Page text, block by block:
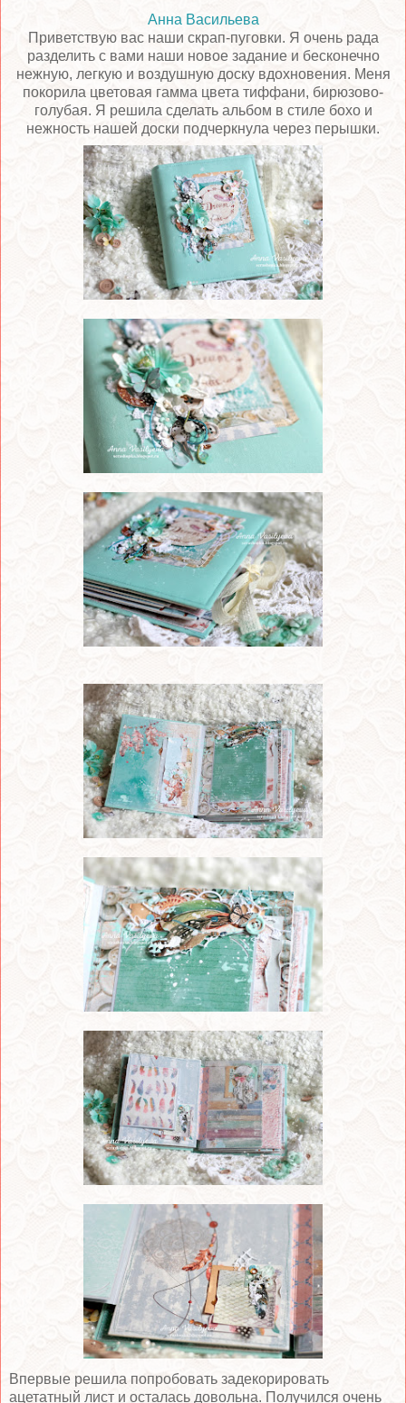
Анна Васильева
Приветствую вас наши скрап-пуговки. Я очень рада
разделить с вами наши новое задание и бесконечно
нежную, легкую и воздушную доску вдохновения. Меня
покорила цветовая гамма цвета тиффани, бирюзово-
голубая. Я решила сделать альбом в стиле бохо и
нежность нашей доски подчеркнула через перышки.
Впервые решила попробовать задекорировать
ацетатный лист и осталась довольна. Получился очень